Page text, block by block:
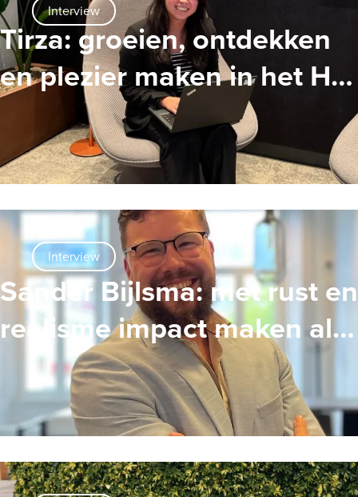
Interview
Tirza: groeien, ontdekken
en plezier maken in het HR-
vak. Haar eerste jaar bij
Masters in HR
Interview
Sander Bijlsma: met rust en
realisme impact maken als
Interim HR Adviseur